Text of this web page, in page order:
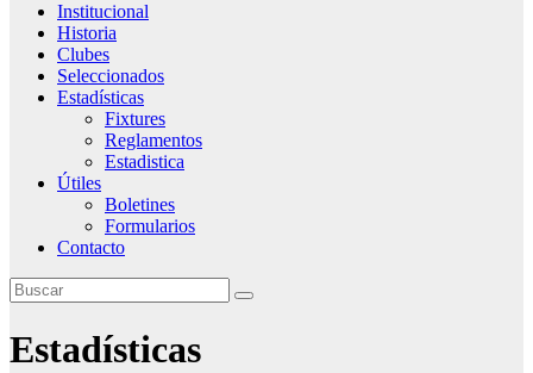
Institucional
Historia
Clubes
Seleccionados
Estadísticas
Fixtures
Reglamentos
Estadistica
Útiles
Boletines
Formularios
Contacto
Estadísticas